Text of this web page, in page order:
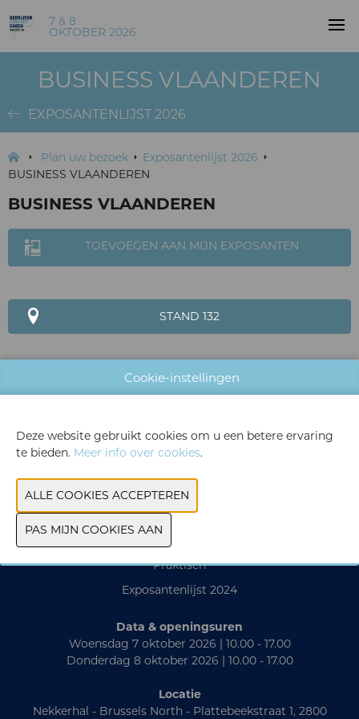
7 & 8
OKTOBER 2026
BUSINESS VLAANDEREN
EXPOSANTENLIJST 2026
Plan uw bezoek
Exposantenlijst 2026
BUSINESS VLAANDEREN
BUSINESS VLAANDEREN
TOEVOEGEN AAN MIJN EXPOSANTEN
STAND 132
WEBSITE CATALOGUS
VORIGE VOLGENDE
Praktisch
Exposantenlijst 2024
Data & openingsuren
Woensdag 7 oktober 2026 | 10.00 - 17.00
Donderdag 8 oktober 2026 | 10.00 - 17.00
Locatie
Nekkerhal - Brussels North - Plattebeekstraat 1, 2800
Cookie-instellingen
Deze website gebruikt cookies om u een betere ervaring
te bieden. Meer info over cookies.